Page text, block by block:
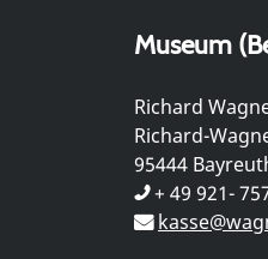
Museum
Richard
Richard-
95444
+ 49 921-